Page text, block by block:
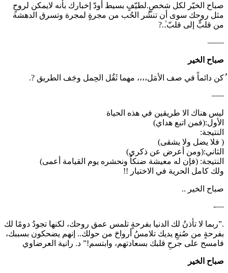
صباح الخيّر لكل شخصٍ.لطيّفٍ بسيط أودّ إخبارك بأنه لايمكن لروحٍ
مثل روحك سوى أن تنشُر الحُب من مجرةٍ لمجرة وتسرق الدهشة
من قلبٍّ إلى قلبّ.ٰ.?
——
صباح الخير
ُكن دائماً في صف الأمَل،،،، مهما ثَقُل الحِمل وجَف الطريق ?.
—–
ليس هناك الا طريقين في هذه الحياة
الأول:(فمن اتبع هداي)
النتيجة:
( فلا يضل ولا يشقى)
الثاني:(ومن أعرض عن ذكري)
النتيجة: (فإن له معيشة ضنكاً ونحشره يوم القيامة أعمى)
ولك كامل الحرية في الاختيار !!
صباح الخير ..
—-
.”ربما لا تأذنُ لك الدنيا بفرحةٍ تلمس عمق روحك، لكنها تجودُ دومًا لك
بفرحةٍ من صُنعِ يديك تلامسُ أرواحَ من حولك.. إنهم يضحكون بسببك،
فامسح على جرحِ قلبك بسعادتهم، وابتسم!” د. رانية العرضاوي
صباح الخير